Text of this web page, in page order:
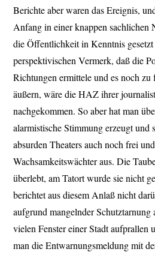
Berichte aber waren das Ereignis,
Anfang in einer knappen sachlichen
die Öffentlichkeit in Kenntnis
perspektivischen Vermerk, daß die
Richtungen ermittele und es noch
äußern, wäre die HAZ ihrer
nachgekommen. So aber hat man
alarmistische Stimmung erzeugt und
absurden Theaters auch noch frei
Wachsamkeitswächter aus. Die
überlebt, am Tatort wurde sie nicht
berichtet aus diesem Anlaß nicht
aufgrund mangelnder
vielen Fenster einer Stadt aufprallen
man die Entwarnungsmeldung mit